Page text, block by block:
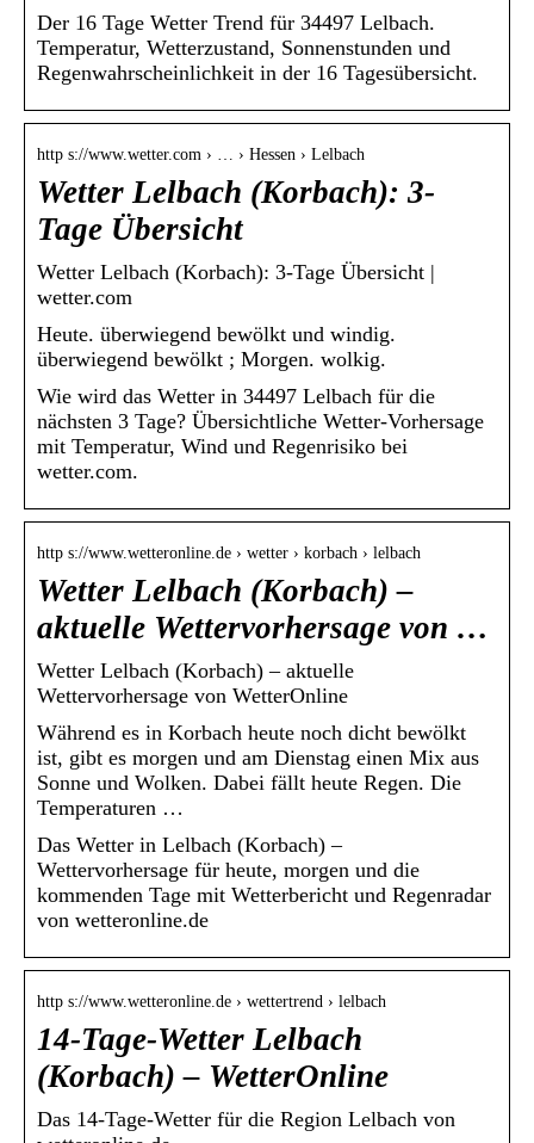
Der 16 Tage Wetter Trend für 34497 Lelbach.
Temperatur, Wetterzustand, Sonnenstunden und
Regenwahrscheinlichkeit in der 16 Tagesübersicht.
http s://www.wetter.com › … › Hessen › Lelbach
Wetter Lelbach (Korbach): 3-
Tage Übersicht
Wetter Lelbach (Korbach): 3-Tage Übersicht |
wetter.com
Heute. überwiegend bewölkt und windig.
überwiegend bewölkt ; Morgen. wolkig.
Wie wird das Wetter in 34497 Lelbach für die
nächsten 3 Tage? Übersichtliche Wetter-Vorhersage
mit Temperatur, Wind und Regenrisiko bei
wetter.com.
http s://www.wetteronline.de › wetter › korbach › lelbach
Wetter Lelbach (Korbach) –
aktuelle Wettervorhersage von …
Wetter Lelbach (Korbach) – aktuelle
Wettervorhersage von WetterOnline
Während es in Korbach heute noch dicht bewölkt
ist, gibt es morgen und am Dienstag einen Mix aus
Sonne und Wolken. Dabei fällt heute Regen. Die
Temperaturen …
Das Wetter in Lelbach (Korbach) –
Wettervorhersage für heute, morgen und die
kommenden Tage mit Wetterbericht und Regenradar
von wetteronline.de
http s://www.wetteronline.de › wettertrend › lelbach
14-Tage-Wetter Lelbach
(Korbach) – WetterOnline
Das 14-Tage-Wetter für die Region Lelbach von